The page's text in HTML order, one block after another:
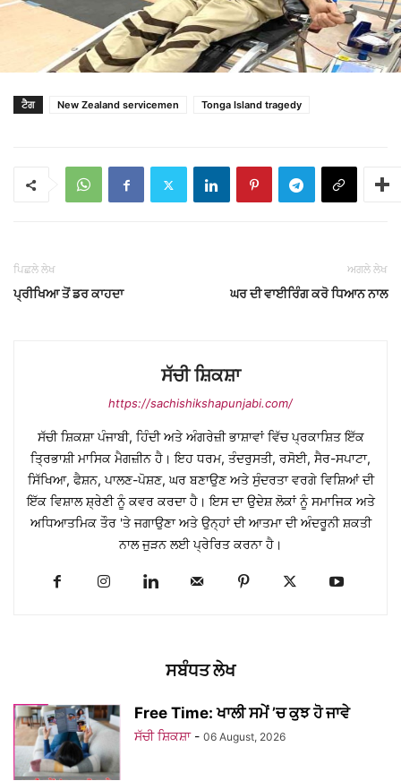
ਟੈਗ New Zealand servicemen Tonga Island tragedy
ਪਿਛਲੇ ਲੇਖ
ਪ੍ਰੀਖਿਆ ਤੋਂ ਡਰ ਕਾਹਦਾ
ਅਗਲੇ ਲੇਖ
ਘਰ ਦੀ ਵਾਈਰਿੰਗ ਕਰੋ ਧਿਆਨ ਨਾਲ
ਸੱਚੀ ਸ਼ਿਕਸ਼ਾ
https://sachishikshapunjabi.com/
ਸੱਚੀ ਸ਼ਿਕਸ਼ਾ ਪੰਜਾਬੀ, ਹਿੰਦੀ ਅਤੇ ਅੰਗਰੇਜ਼ੀ ਭਾਸ਼ਾਵਾਂ ਵਿੱਚ ਪ੍ਰਕਾਸ਼ਿਤ ਇੱਕ
ਤ੍ਰਿਭਾਸ਼ੀ ਮਾਸਿਕ ਮੈਗਜ਼ੀਨ ਹੈ। ਇਹ ਧਰਮ, ਤੰਦਰੁਸਤੀ, ਰਸੋਈ, ਸੈਰ-ਸਪਾਟਾ,
ਸਿੱਖਿਆ, ਫੈਸ਼ਨ, ਪਾਲਣ-ਪੋਸ਼ਣ, ਘਰ ਬਣਾਉਣ ਅਤੇ ਸੁੰਦਰਤਾ ਵਰਗੇ ਵਿਸ਼ਿਆਂ ਦੀ
ਇੱਕ ਵਿਸ਼ਾਲ ਸ਼੍ਰੇਣੀ ਨੂੰ ਕਵਰ ਕਰਦਾ ਹੈ। ਇਸ ਦਾ ਉਦੇਸ਼ ਲੋਕਾਂ ਨੂੰ ਸਮਾਜਿਕ ਅਤੇ
ਅਧਿਆਤਮਿਕ ਤੌਰ 'ਤੇ ਜਗਾਉਣਾ ਅਤੇ ਉਨ੍ਹਾਂ ਦੀ ਆਤਮਾ ਦੀ ਅੰਦਰੂਨੀ ਸ਼ਕਤੀ
ਨਾਲ ਜੁੜਨ ਲਈ ਪ੍ਰੇਰਿਤ ਕਰਨਾ ਹੈ।
ਸਬੰਧਤ ਲੇਖ
Free Time: ਖਾਲੀ ਸਮੇਂ ’ਚ ਕੁਝ ਹੋ ਜਾਵੇ
ਸੱਚੀ ਸ਼ਿਕਸ਼ਾ - 06 August, 2026